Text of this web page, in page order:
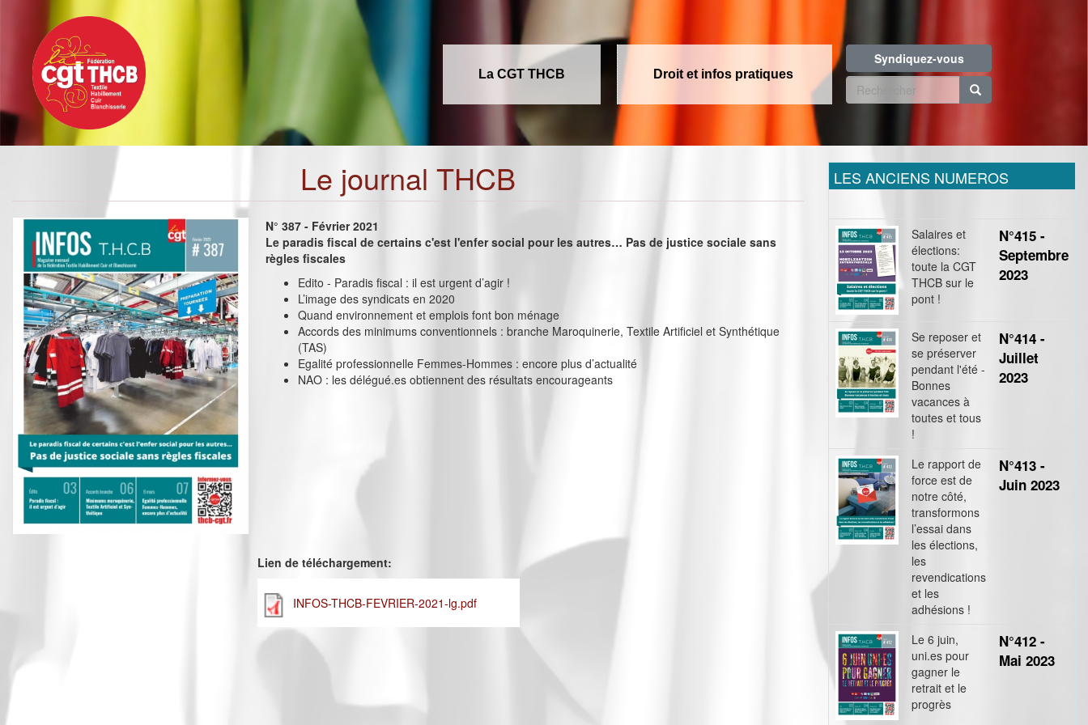
contenu
principal
La CGT THCB Droit et infos pratiques
Syndiquez-vous
Formulaire
recherche
Le journal THCB
N° 387 - Février 2021
Le paradis fiscal de certains c'est l'enfer social pour les autres… Pas de justice sociale sans
règles fiscales
Edito - Paradis fiscal : il est urgent d’agir !
L’image des syndicats en 2020
Quand environnement et emplois font bon ménage
Accords des minimums conventionnels : branche Maroquinerie, Textile Artificiel et Synthétique
(TAS)
Egalité professionnelle Femmes-Hommes : encore plus d’actualité
NAO : les délégué.es obtiennent des résultats encourageants
Lien de téléchargement:
INFOS-THCB-FEVRIER-2021-lg.pdf
LES ANCIENS NUMEROS
Salaires et
élections:
toute la CGT
THCB sur le
pont !
N°415 -
Septembre
2023
Se reposer et
se préserver
pendant l'été -
Bonnes
vacances à
toutes et tous
!
N°414 -
Juillet
2023
Le rapport de
force est de
notre côté,
transformons
l’essai dans
les élections,
les
revendications
et les
adhésions !
N°413 -
Juin 2023
Le 6 juin,
uni.es pour
gagner le
retrait et le
progrès
N°412 -
Mai 2023